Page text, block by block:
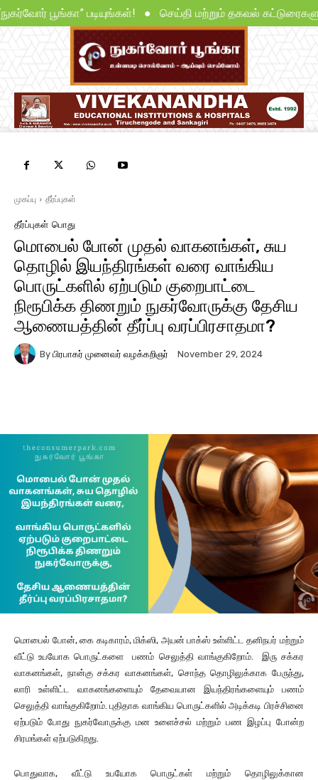
பூங்கா” படியுங்கள்! ● செய்தி மற்றும் தகவல்
முகப்பு தீர்ப்புகள்
தீர்ப்புகள் பொது
மொபைல் போன் முதல் வாகனங்கள், சுய
தொழில் இயந்திரங்கள் வரை வாங்கிய
பொருட்களில் ஏற்படும் குறைபாட்டை
நிரூபிக்க திணறும் நுகர்வோருக்கு தேசிய
ஆணையத்தின் தீர்ப்பு வரப்பிரசாதமா?
By பிரபாகர் முனைவர் வழக்கறிஞர் November 29, 2024
மொபைல் போன், கை கடிகாரம், மிக்ஸி, அயன் பாக்ஸ் உள்ளிட்ட தனிநபர் மற்றும்
வீட்டு உபயோக பொருட்களை பணம் செலுத்தி வாங்குகிறோம். இரு சக்கர
வாகனங்கள், நான்கு சக்கர வாகனங்கள், சொந்த தொழிலுக்காக பேருந்து,
லாரி உள்ளிட்ட வாகனங்களையும் தேவையான இயந்திரங்களையும் பணம்
செலுத்தி வாங்குகிறோம். புதிதாக வாங்கிய பொருட்களில் அடிக்கடி பிரச்சினை
ஏற்படும் போது நுகர்வோருக்கு மன உளைச்சல் மற்றும் பண இழப்பு போன்ற
சிரமங்கள் ஏற்படுகிறது.
பொதுவாக, வீட்டு உபயோக பொருட்கள் மற்றும் தொழிலுக்கான